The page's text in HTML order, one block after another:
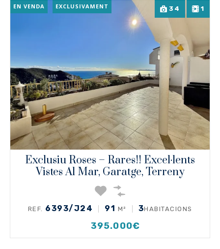
34 1
EN VENDA EXCLUSIVAMENT
Exclusiu Roses – Rares!! Excel·lents
Vistes Al Mar, Garatge, Terreny
REF. 6393/J24 91 M² 3HABITACIONS
395.000€